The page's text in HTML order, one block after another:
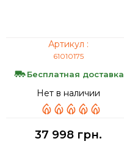
Артикул :
61010175
Бесплатная доставка
Нет в наличии
37 998 грн.